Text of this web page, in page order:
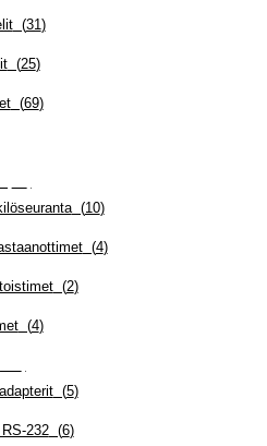
(31)
(25)
(69)
(10)
(4)
(2)
(4)
(5)
232(6)